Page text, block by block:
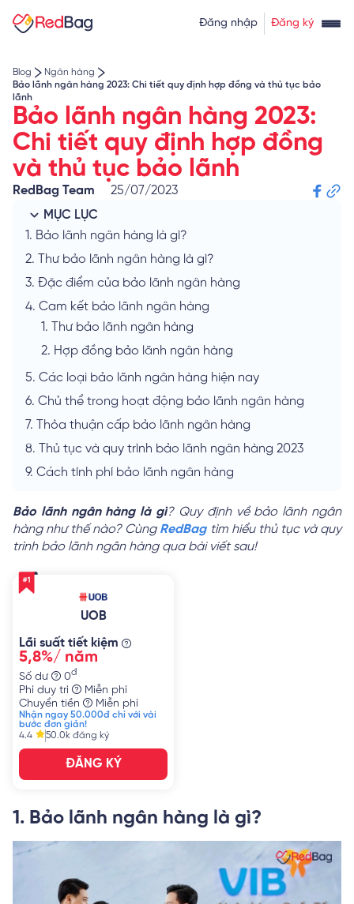
Đăng nhập Đăng ký
Tính lãi vay
Về chúng tôi
Blog
Ngân hàng
Bảo lãnh ngân hàng 2023: Chi tiết quy định hợp đồng và thủ tục bảo
lãnh
Bảo lãnh ngân hàng 2023:
Chi tiết quy định hợp đồng
và thủ tục bảo lãnh
RedBag Team
25/07/2023
MỤC LỤC
1. Bảo lãnh ngân hàng là gì?
2.
Thư bảo lãnh ngân hàng là gì?
3. Đặc điểm của bảo lãnh ngân hàng
4. Cam kết bảo lãnh ngân hàng
1.
Thư bảo lãnh ngân hàng
2. Hợp đồng bảo lãnh ngân hàng
5. Các loại bảo lãnh ngân hàng hiện nay
6. Chủ thể trong hoạt động bảo lãnh ngân hàng
7.
Thỏa thuận cấp bảo lãnh ngân hàng
8.
Thủ tục và quy trình bảo lãnh ngân hàng 2023
9. Cách tính phí bảo lãnh ngân hàng
Bảo lãnh ngân hàng là gì? Quy định về bảo lãnh ngân
hàng như thế nào? Cùng RedBagtìm hiểu thủ tục và quy
trình bảo lãnh ngân hàng qua bài viết sau!
UOB
Lãi suất tiết kiệm
5,8%/ năm
Số dư 0đ
Phí duy trì
Miễn phí
Chuyển tiền
Miễn phí
Nhận ngay 50.000đ chỉ với vài
bước đơn giản!
4.4
50.0k đăng ký
ĐĂNG KÝ
1. Bảo lãnh ngân hàng là gì?